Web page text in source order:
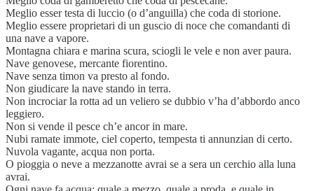
Meglio esser testa di luccio (o d’anguilla) che coda di storione.
Meglio essere proprietari di un guscio di noce che comandanti di
una nave a vapore.
Montagna chiara e marina scura, sciogli le vele e non aver paura.
Nave genovese, mercante fiorentino.
Nave senza timon va presto al fondo.
Non giudicare la nave stando in terra.
Non incrociar la rotta ad un veliero se dubbio v’ha d’abbordo anco
leggiero.
Non si vende il pesce ch’e ancor in mare.
Nubi ramate immote, ciel coperto, tempesta ti annunzian di certo.
Nuvola vagante, acqua non porta.
O pioggia o neve a mezzanotte avrai se a sera un cerchio alla luna
avrai.